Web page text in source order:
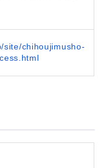
site/chihoujimusho-